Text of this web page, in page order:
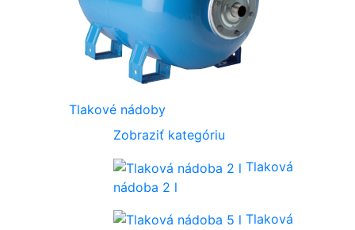
Tlakové nádoby
Zobraziť kategóriu
Tlaková
nádoba 2 l
Tlaková